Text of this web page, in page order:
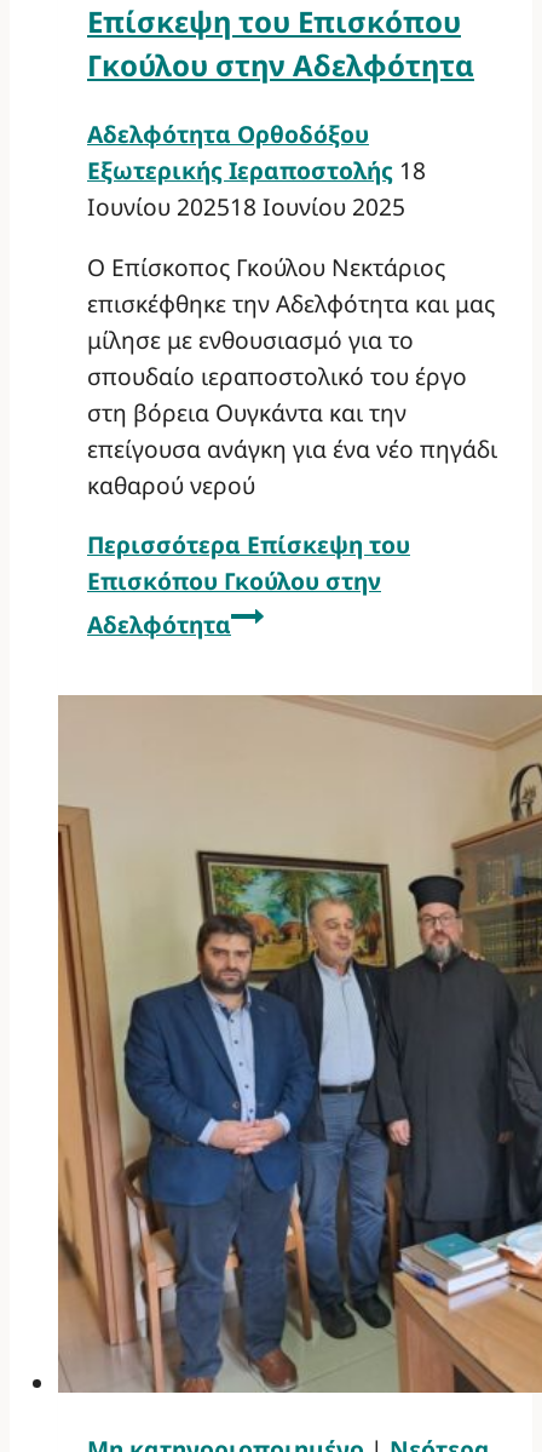
Επίσκεψη του Επισκόπου
Γκούλου στην Αδελφότητα
Αδελφότητα Ορθοδόξου
Εξωτερικής Ιεραποστολής 18
Ιουνίου 202518 Ιουνίου 2025
Ο Επίσκοπος Γκούλου Νεκτάριος
επισκέφθηκε την Αδελφότητα και μας
μίλησε με ενθουσιασμό για το
σπουδαίο ιεραποστολικό του έργο
στη βόρεια Ουγκάντα και την
επείγουσα ανάγκη για ένα νέο πηγάδι
καθαρού νερού
Περισσότερα Επίσκεψη του
Επισκόπου Γκούλου στην
Αδελφότητα